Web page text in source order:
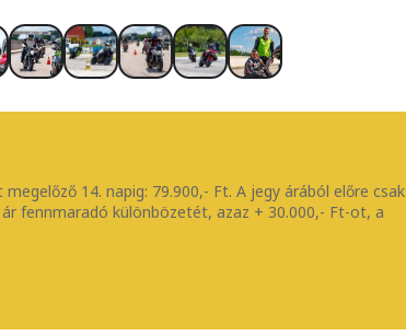
14. napig: 79.900,- Ft. A jegy árából előre csak
fennmaradó különbözetét, azaz + 30.000,- Ft-ot, a